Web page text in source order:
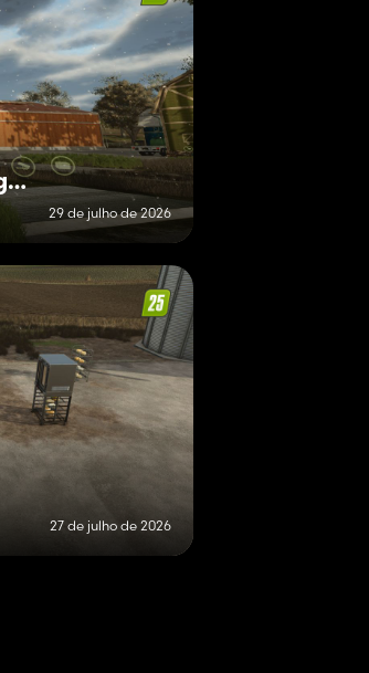
Fermentador e secador de grama de silo
29 de julho de 2026
27 de julho de 2026